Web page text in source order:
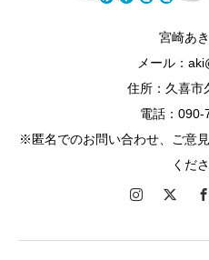
宮崎あ
メール：
住所：久喜市
電話：090-
※匿名でのお問い合わせ、ご意
くだ